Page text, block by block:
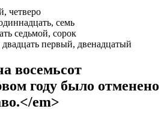
четверо
семь
седьмой, сорок
первый, двенадцатый
восемьсот
году было отменено
em>